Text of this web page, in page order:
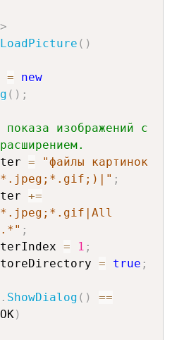
>
LoadPicture ( )
=
new
( ) ;
изображений с
=
"файлы картинок
;
+=
;
= 1 ;
= true ;
. ShowDialog ( )
==
OK)